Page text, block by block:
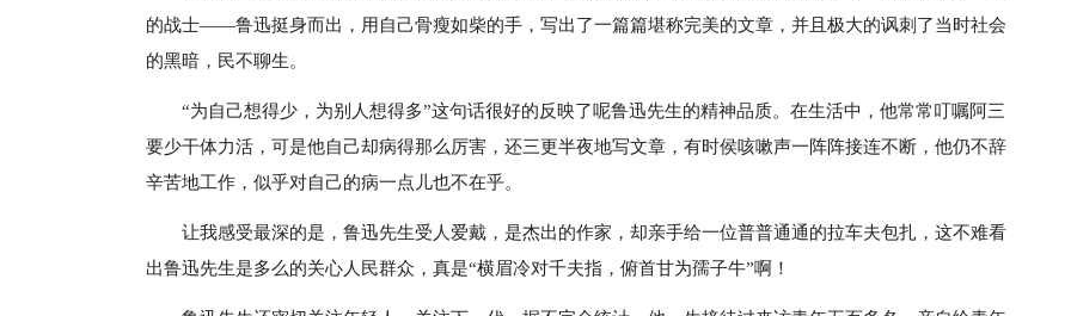
的战士——鲁迅挺身而出，用自己骨瘦如柴的手，写出了一篇篇堪称完美的文章，并且极大的讽刺了当时社会
的黑暗，民不聊生。
“为自己想得少，为别人想得多”这句话很好的反映了呢鲁迅先生的精神品质。在生活中，他常常叮嘱阿三
要少干体力活，可是他自己却病得那么厉害，还三更半夜地写文章，有时侯咳嗽声一阵阵接连不断，他仍不辞
辛苦地工作，似乎对自己的病一点儿也不在乎。
让我感受最深的是，鲁迅先生受人爱戴，是杰出的作家，却亲手给一位普普通通的拉车夫包扎，这不难看
出鲁迅先生是多么的关心人民群众，真是“横眉冷对千夫指，俯首甘为孺子牛”啊！